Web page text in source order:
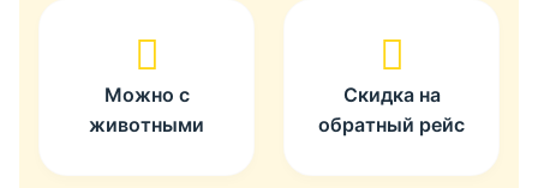
Можно с
животными
Скидка на
обратный рейс